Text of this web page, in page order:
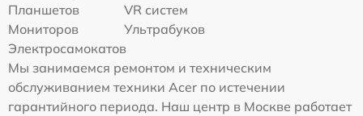
Планшетов
VR систем
Мониторов
Ультрабуков
Электросамокатов
Мы занимаемся ремонтом и техническим
обслуживанием техники Acer по истечении
гарантийного периода. Наш центр в Москве работает